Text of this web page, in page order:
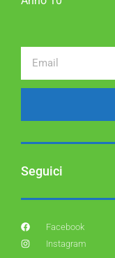
Seguici
Facebook
Instagram